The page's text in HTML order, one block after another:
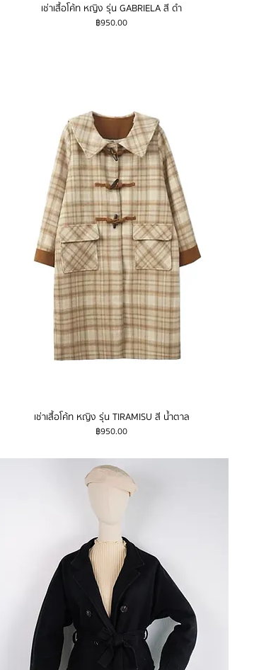
เช่าเสื้อโค้ท หญิง รุ่น GABRIELA สี ดำ
ราคา
฿950.00
เช่าเสื้อโค้ท หญิง รุ่น TIRAMISU สี น้ำตาล
ราคา
฿950.00